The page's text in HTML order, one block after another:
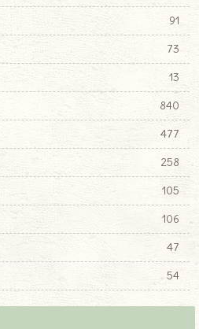
91
73
13
840
477
258
105
106
47
54